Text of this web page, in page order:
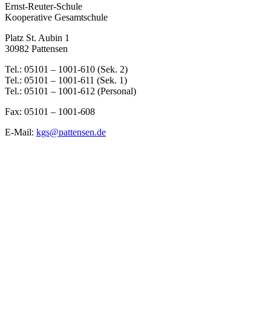
Ernst-Reuter-Schule
Kooperative Gesamtschule
Platz St. Aubin 1
30982 Pattensen
Tel.: 05101 – 1001-610 (Sek. 2)
Tel.: 05101 – 1001-611 (Sek. 1)
Tel.: 05101 – 1001-612 (Personal)
Fax: 05101 – 1001-608
E-Mail: kgs@pattensen.de